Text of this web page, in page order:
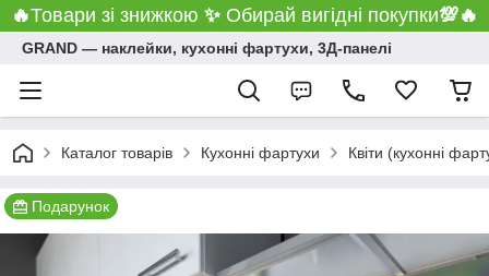
🔥Товари зі знижкою ✨ Обирай вигідні покупки💯🔥
GRAND ― наклейки, кухонні фартухи, 3Д-панелі
Каталог товарів Кухонні фартухи Квіти (кухонні
Подарунок